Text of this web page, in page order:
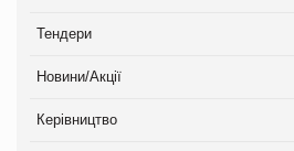
Тендери
Новини/Акції
Керівництво